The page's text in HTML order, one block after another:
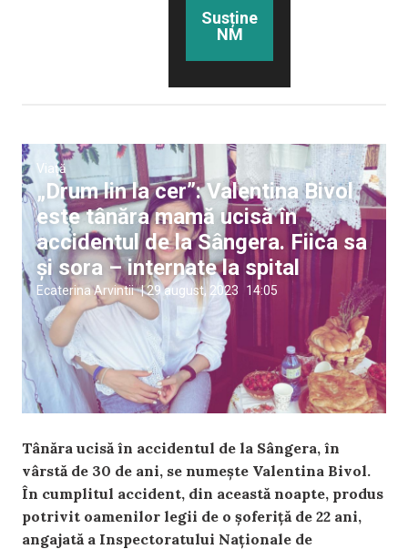
Susține
NM
Viață
„Drum lin la cer”: Valentina Bivol
este tânăra mamă ucisă în
accidentul de la Sângera. Fiica sa
și sora – internate la spital
Ecaterina Arvintii |29 august, 2023 14:05
Tânăra ucisă în accidentul de la Sângera, în
vârstă de 30 de ani, se numește Valentina Bivol.
În cumplitul accident, din această noapte, produs
potrivit oamenilor legii de o șoferiță de 22 ani,
angajată a Inspectoratului Naționale de